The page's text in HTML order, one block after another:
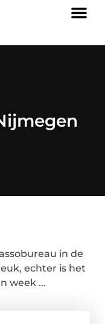
in de
echter is het
week ...